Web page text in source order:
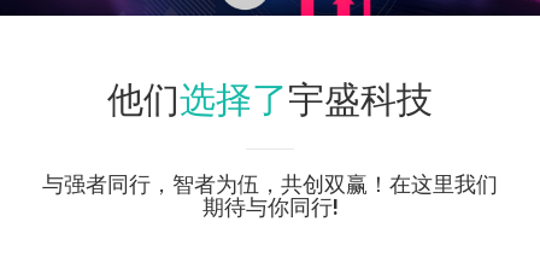
他们选择了宇盛科技
与强者同行，智者为伍，共创双赢！在这里我们
期待与你同行!